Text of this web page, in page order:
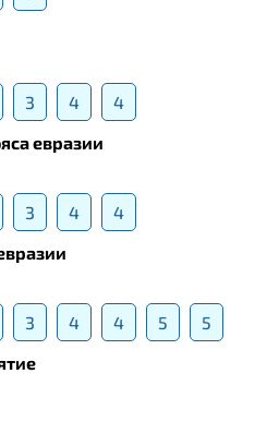
3 4
4
евразии
3 4
4
3 4 4 5
5